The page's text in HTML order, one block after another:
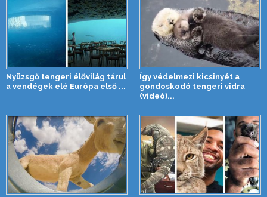
Nyüzsgő tengeri élővilág tárul
a vendégek elé Európa első ...
Így védelmezi kicsinyét a
gondoskodó tengeri vidra
(videó)...